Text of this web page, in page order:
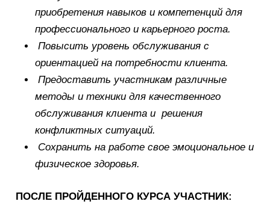
приобретения навыков и компетенций для
профессионального и карьерного роста.
Повысить уровень обслуживания с
ориентацией на потребности клиента.
Предоставить участникам различные
методы и техники для качественного
обслуживания клиента и решения
конфликтных ситуаций.
Сохранить на работе свое эмоциональное и
физическое здоровья.
ПОСЛЕ ПРОЙДЕННОГО КУРСА УЧАСТНИК: